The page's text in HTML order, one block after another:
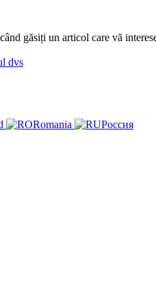
găsiți un articol care vă
dvs
Romania
Россия